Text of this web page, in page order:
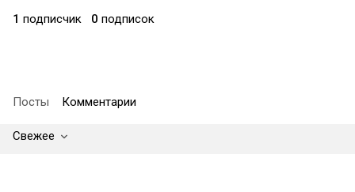
1 подписчик 0 подписок
Посты Комментарии
Свежее